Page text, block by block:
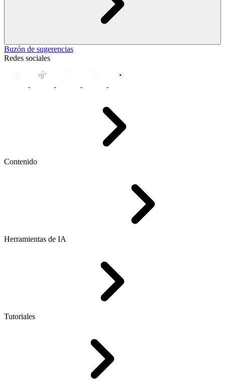
Buzón de sugerencias
Redes sociales
Contenido
Herramientas de IA
Tutoriales